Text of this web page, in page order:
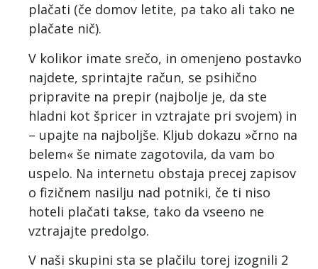
plačati (če domov letite, pa tako ali tako ne
plačate nič).
V kolikor imate srečo, in omenjeno postavko
najdete, sprintajte račun, se psihično
pripravite na prepir (najbolje je, da ste
hladni kot špricer in vztrajate pri svojem) in
– upajte na najboljše. Kljub dokazu »črno na
belem« še nimate zagotovila, da vam bo
uspelo. Na internetu obstaja precej zapisov
o fizičnem nasilju nad potniki, če ti niso
hoteli plačati takse, tako da vseeno ne
vztrajajte predolgo.
V naši skupini sta se plačilu torej izognili 2